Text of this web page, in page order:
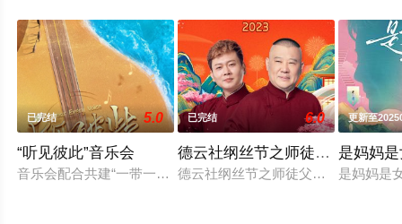
已完结 5.0
“听见彼此”音乐会
音乐会配合共建“一带一路”倡议提出十周年，延续“让不同的人听
已完结 6.0
德云社纲丝节之师徒父子相声专
德云社纲丝节之师徒父子相声专场爆
更新至
是妈妈
是妈妈是